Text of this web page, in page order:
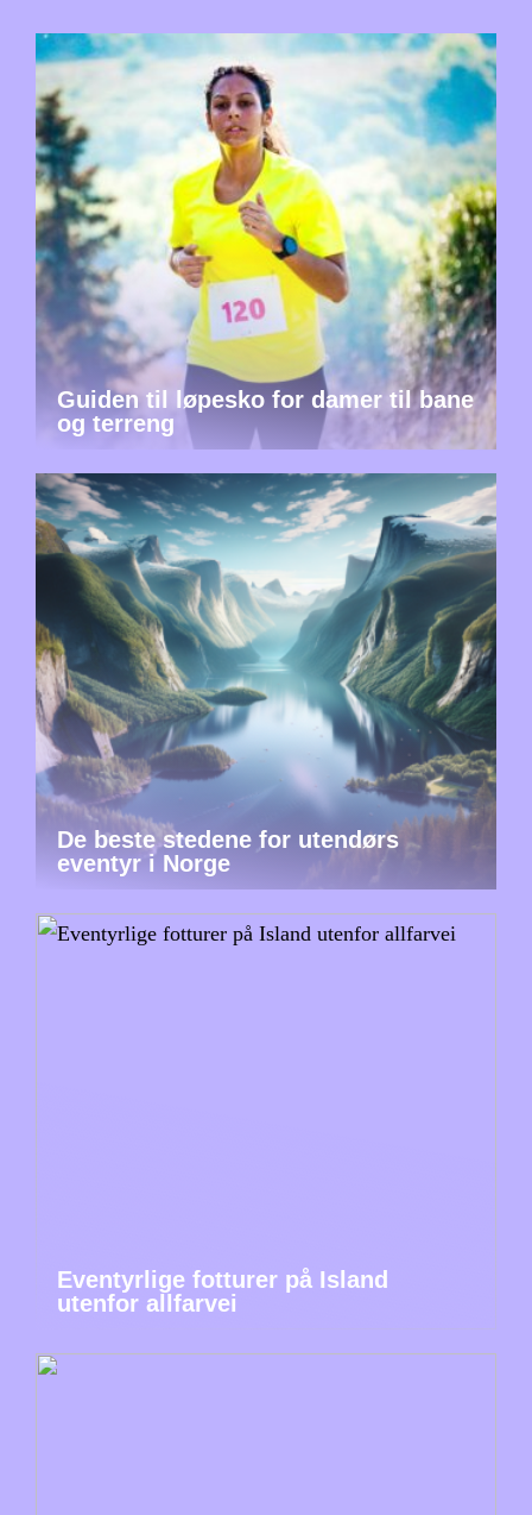
Guiden til løpesko for damer til bane
og terreng
De beste stedene for utendørs
eventyr i Norge
Eventyrlige fotturer på Island
utenfor allfarvei